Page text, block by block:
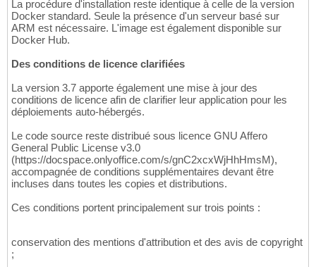
La procédure d'installation reste identique à celle de la version
Docker standard. Seule la présence d'un serveur basé sur
ARM est nécessaire. L'image est également disponible sur
Docker Hub.
Des conditions de licence clarifiées
La version 3.7 apporte également une mise à jour des
conditions de licence afin de clarifier leur application pour les
déploiements auto-hébergés.
Le code source reste distribué sous licence GNU Affero
General Public License v3.0
(https://docspace.onlyoffice.com/s/gnC2xcxWjHhHmsM),
accompagnée de conditions supplémentaires devant être
incluses dans toutes les copies et distributions.
Ces conditions portent principalement sur trois points :
conservation des mentions d'attribution et des avis de copyright
;